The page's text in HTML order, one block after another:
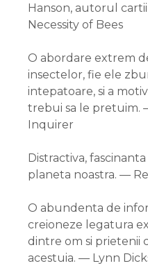
Hanson, autorul
Necessity of Bees
O abordare extrem
insectelor, fie ele
intepatoare, si a
trebui sa le pretuim.
Inquirer
Distractiva,
planeta noastra. —
O abundenta de
creioneze legatura
dintre om si prietenii
acestuia. — Lynn